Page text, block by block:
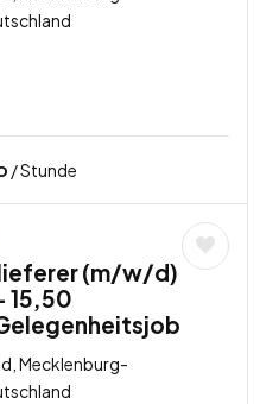
/ Stunde
(m/w/d)
15,50
Mecklenburg-